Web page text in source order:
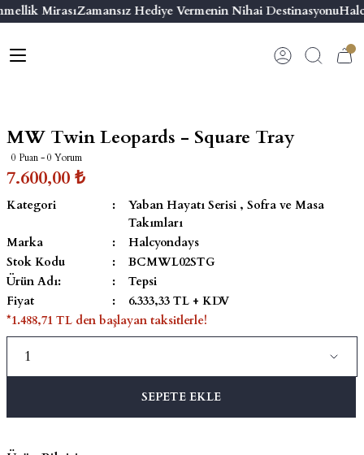
MirasıZamansız Hediye Vermenin Nihai Destinasyonu
Geri Dön
Geri Dön
ve Aksesuarlar
Mum
Geri Dön
Menteşeli Bilezik
Geri Dön
Seriler
Elephant
MW Twin Leopards - Square Tray
0 Puan - 0 Yorum
7.600,00 ₺
Kategori Yaban Hayatı Serisi , Sofra ve Masa
Takımları
Marka
Halcyondays
Stok Kodu
BCMWL02STG
Ürün Adı:
Tepsi
Fiyat
6.333,33 TL + KDV
*1.488,71 TL den başlayan taksitlerle!
SEPETE EKLE